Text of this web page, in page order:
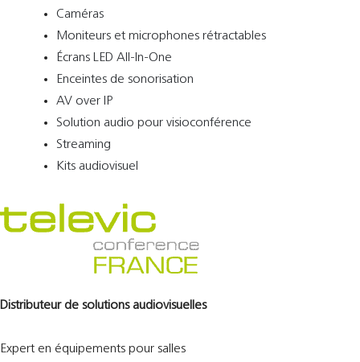
Caméras
Moniteurs et microphones rétractables
Écrans LED All-In-One
Enceintes de sonorisation
AV over IP
Solution audio pour visioconférence
Streaming
Kits audiovisuel
Distributeur de solutions audiovisuelles
Expert en équipements pour salles